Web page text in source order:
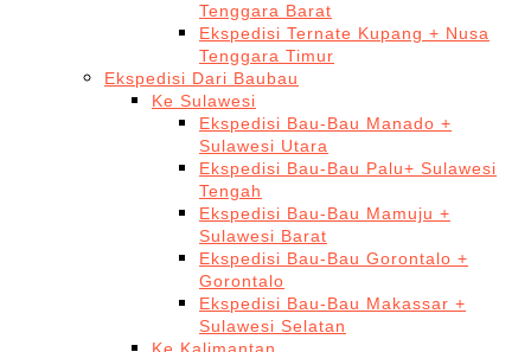
Tenggara Barat
Ekspedisi Ternate Kupang + Nusa
Tenggara Timur
Ekspedisi Dari Baubau
Ke Sulawesi
Ekspedisi Bau-Bau Manado +
Sulawesi Utara
Ekspedisi Bau-Bau Palu+ Sulawesi
Tengah
Ekspedisi Bau-Bau Mamuju +
Sulawesi Barat
Ekspedisi Bau-Bau Gorontalo +
Gorontalo
Ekspedisi Bau-Bau Makassar +
Sulawesi Selatan